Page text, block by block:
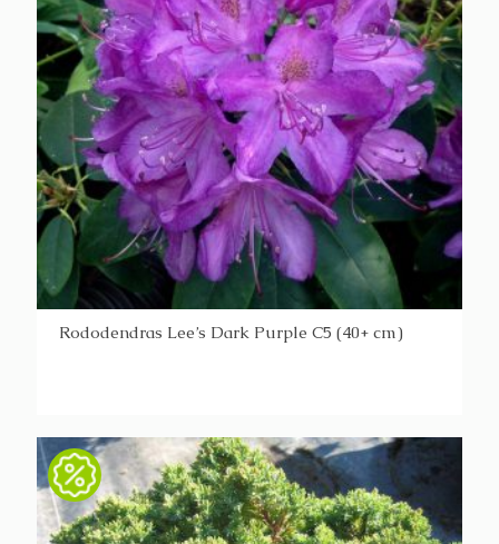
Rododendras Lee’s Dark Purple C5 (40+ cm)